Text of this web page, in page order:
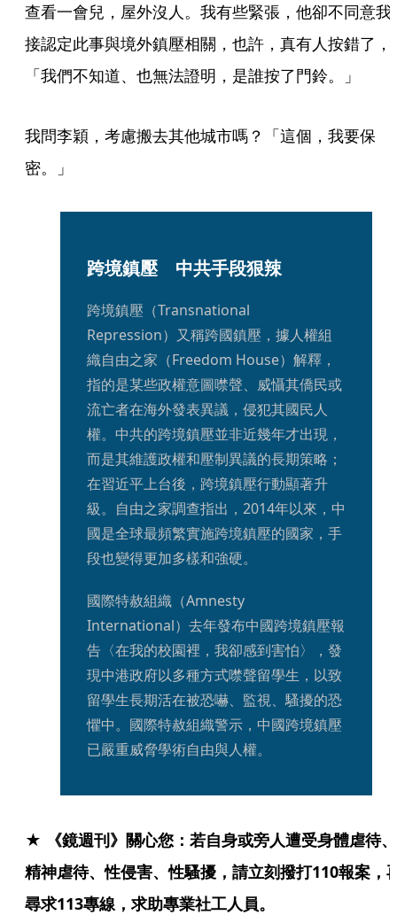
查看一會兒，屋外沒人。我有些緊張，他卻不同意我
接認定此事與境外鎮壓相關，也許，真有人按錯了，
「我們不知道、也無法證明，是誰按了門鈴。」
我問李穎，考慮搬去其他城市嗎？「這個，我要保
密。」
跨境鎮壓　中共手段狠辣
跨境鎮壓（Transnational
Repression）又稱跨國鎮壓，據人權組
織自由之家（Freedom House）解釋，
指的是某些政權意圖噤聲、威懾其僑民或
流亡者在海外發表異議，侵犯其國民人
權。中共的跨境鎮壓並非近幾年才出現，
而是其維護政權和壓制異議的長期策略；
在習近平上台後，跨境鎮壓行動顯著升
級。自由之家調查指出，2014年以來，中
國是全球最頻繁實施跨境鎮壓的國家，手
段也變得更加多樣和強硬。
國際特赦組織（Amnesty
International）去年發布中國跨境鎮壓報
告〈在我的校園裡，我卻感到害怕〉，發
現中港政府以多種方式噤聲留學生，以致
留學生長期活在被恐嚇、監視、騷擾的恐
懼中。國際特赦組織警示，中國跨境鎮壓
已嚴重威脅學術自由與人權。
★ 《鏡週刊》關心您：若自身或旁人遭受身體虐待、
精神虐待、性侵害、性騷擾，請立刻撥打110報案，
尋求113專線，求助專業社工人員。